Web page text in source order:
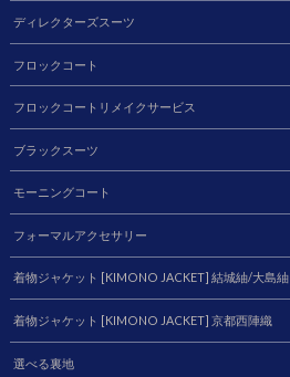
ディレクターズスーツ
フロックコート
フロックコートリメイクサービス
ブラックスーツ
モーニングコート
フォーマルアクセサリー
着物ジャケット [KIMONO JACKET] 結城紬/大島紬
着物ジャケット [KIMONO JACKET] 京都西陣織
選べる裏地